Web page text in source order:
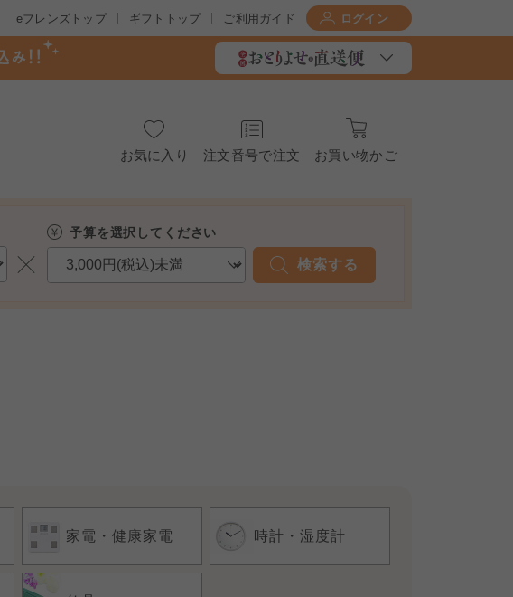
eフレンズトップ ギフトトップ ご利用ガイド ログイン
お気に入り 注文番号で注文 お買い物かご
予算を選択してください
検索する
家電・健康家電 時計・湿度計